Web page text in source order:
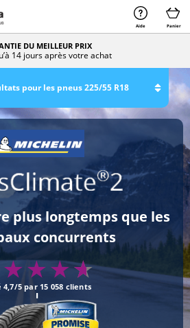
Aide Panier
EXCELLENT SUR GOOGLE
sur 5 sur plus de 3 500 avis
pour les pneus 225/55 R18
plus longtemps que les
concurrents
4,7/5 par 15 058 clients